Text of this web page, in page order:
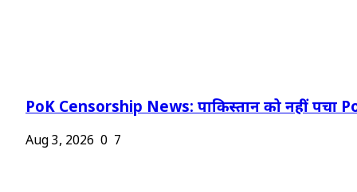
PoK Censorship News: पाकिस्तान को नहीं पचा
Aug 3, 2026 0 7